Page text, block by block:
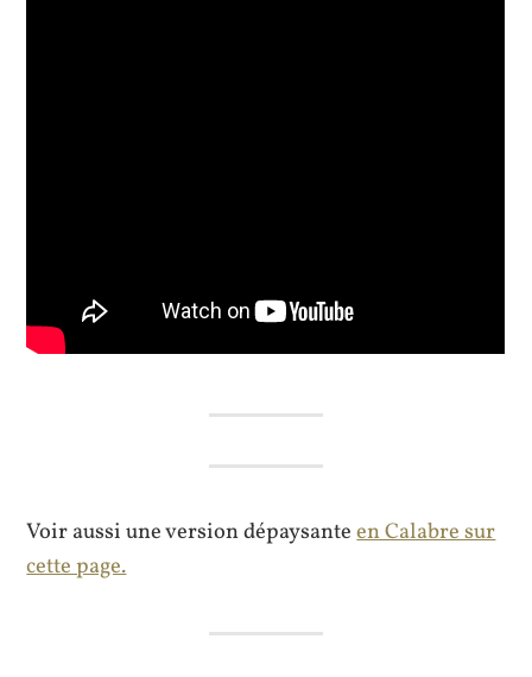
Voir aussi une version dépaysanteen Calabre sur
cette page.